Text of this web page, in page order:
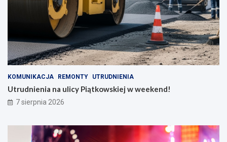
KOMUNIKACJA REMONTY UTRUDNIENIA
Utrudnienia na ulicy Piątkowskiej w weekend!
7 sierpnia 2026